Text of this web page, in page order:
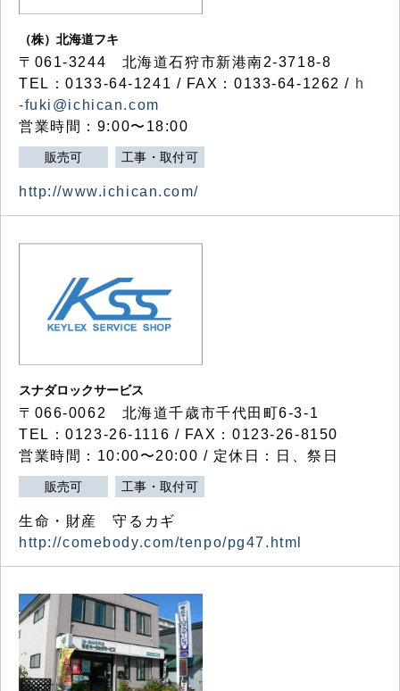
（株）北海道フキ
〒061-3244 北海道石狩市新港南2-3718-8
TEL：0133-64-1241 / FAX：0133-64-1262 / h
-fuki@ichican.com
営業時間：9:00〜18:00
販売可 工事・取付可
http://www.ichican.com/
スナダロックサービス
〒066-0062 北海道千歳市千代田町6-3-1
TEL：0123-26-1116 / FAX：0123-26-8150
営業時間：10:00〜20:00 / 定休日：日、祭日
販売可 工事・取付可
生命・財産 守るカギ
http://comebody.com/tenpo/pg47.html